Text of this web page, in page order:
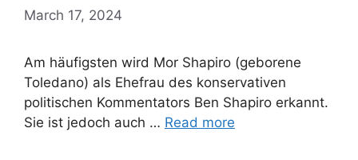
March 17, 2024
Am häufigsten wird Mor Shapiro (geborene
Toledano) als Ehefrau des konservativen
politischen Kommentators Ben Shapiro erkannt.
Sie ist jedoch auch … Read more